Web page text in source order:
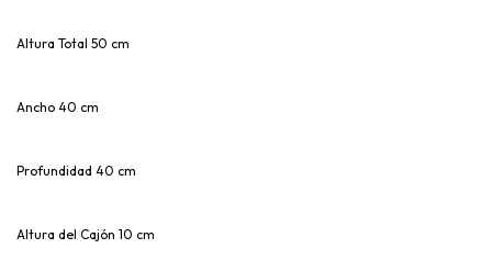
Altura Total 50 cm
Ancho 40 cm
Profundidad 40 cm
Altura del Cajón 10 cm